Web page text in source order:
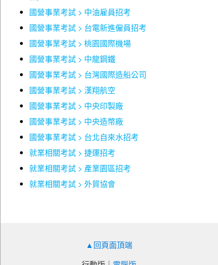
【線上討論】
發現內容闕漏或有任何疑問，可立即上本社討論區回
應與討論。
線上系統將提供最新考訊及相關考試資訊。
【答題對策】
字彙題型 ：選項答案中如果有不懂的部分，建議考生
用字首、字根作判斷，會更能猜出正確答案。
文法題型：看到題目先養成習慣去分析一個句子的結
構，觀察句子的主詞、動詞在哪裡，對作答時會很有
幫助。
克漏字與閱讀測驗題型 ：作答時，務必保持耐心，第
一段因為是重點，建議多花一些時間閱讀，更能掌握
文章題目。閱讀測驗的文章字數通常都是克漏字文章
閱讀之餘，答題經驗也很重要，以免發生臨考時無法運用
112 年經濟部所屬事業機構新進職員甄試「英文」試題
113 年臺灣菸酒從業職員及從業評價職位人員甄試「英
文」試題
113 年台電新進僱用人員甄試「英文」試題
113 年台灣中油僱用人員甄試試題「英文」試題
114 年臺灣菸酒從業職員及從業評價職位人員甄試「英
文」試題
114 年經濟部所屬事業機構新進職員甄試「英文」試題
114 年台灣自來水評價職位人員甄試「英文」試題
114 年台灣中油僱用人員甄試「英文」試題
Part 3 熱門單字片語暨實用例句
國營事業考試 > 中油雇員招考
國營事業考試 > 台電新進僱員招考
國營事業考試 > 桃園國際機場
國營事業考試 > 中龍鋼鐵
國營事業考試 > 台灣國際造船公司
國營事業考試 > 漢翔航空
國營事業考試 > 中央印製廠
國營事業考試 > 中央造幣廠
國營事業考試 > 台北自來水招考
就業相關考試 > 捷運招考
就業相關考試 > 產業園區招考
就業相關考試 > 外貿協會
▲回頁面頂端